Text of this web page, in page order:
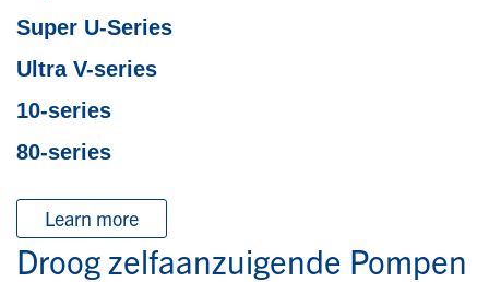
Super U-Series
Ultra V-series
10-series
80-series
Learn more
Droog zelfaanzuigende Pompen